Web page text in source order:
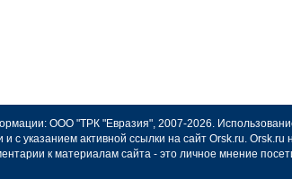
ООО "ТРК "Евразия", 2007-2026.
с указанием активной ссылки на сайт Orsk.ru.
к материалам сайта - это личное мнение